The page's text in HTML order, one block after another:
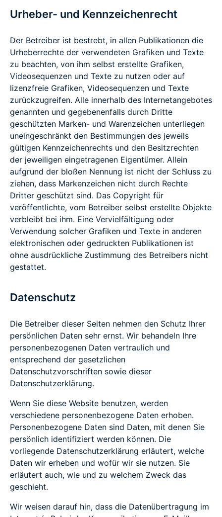
Urheber- und Kennzeichenrecht
Der Betreiber ist bestrebt, in allen Publikationen die
Urheberrechte der verwendeten Grafiken und Texte
zu beachten, von ihm selbst erstellte Grafiken,
Videosequenzen und Texte zu nutzen oder auf
lizenzfreie Grafiken, Videosequenzen und Texte
zurückzugreifen. Alle innerhalb des Internetangebotes
genannten und gegebenenfalls durch Dritte
geschützten Marken- und Warenzeichen unterliegen
uneingeschränkt den Bestimmungen des jeweils
gültigen Kennzeichenrechts und den Besitzrechten
der jeweiligen eingetragenen Eigentümer. Allein
aufgrund der bloßen Nennung ist nicht der Schluss zu
ziehen, dass Markenzeichen nicht durch Rechte
Dritter geschützt sind. Das Copyright für
veröffentlichte, vom Betreiber selbst erstellte Objekte
verbleibt bei ihm. Eine Vervielfältigung oder
Verwendung solcher Grafiken und Texte in anderen
elektronischen oder gedruckten Publikationen ist
ohne ausdrückliche Zustimmung des Betreibers nicht
gestattet.
Datenschutz
Die Betreiber dieser Seiten nehmen den Schutz Ihrer
persönlichen Daten sehr ernst. Wir behandeln Ihre
personenbezogenen Daten vertraulich und
entsprechend der gesetzlichen
Datenschutzvorschriften sowie dieser
Datenschutzerklärung.
Wenn Sie diese Website benutzen, werden
verschiedene personenbezogene Daten erhoben.
Personenbezogene Daten sind Daten, mit denen Sie
persönlich identifiziert werden können. Die
vorliegende Datenschutzerklärung erläutert, welche
Daten wir erheben und wofür wir sie nutzen. Sie
erläutert auch, wie und zu welchem Zweck das
geschieht.
Wir weisen darauf hin, dass die Datenübertragung im